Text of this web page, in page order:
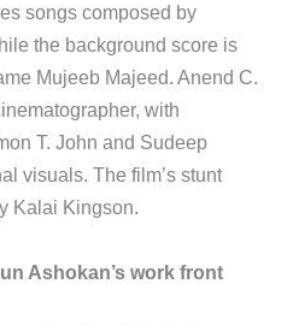
songs composed by
the background score is
Mujeeb Majeed. Anend C.
with
T. John and Sudeep
visuals. The film’s stunt
Kalai Kingson.
Ashokan’s work front